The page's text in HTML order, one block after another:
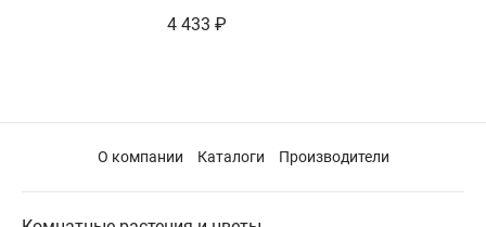
4 433 ₽
О компании Каталоги Производители